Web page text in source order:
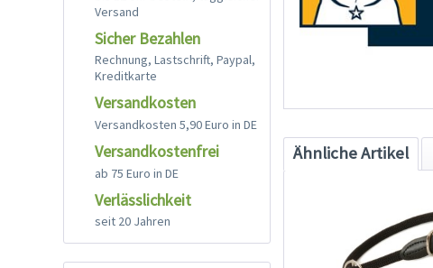
Versand
Sicher Bezahlen
Rechnung, Lastschrift, Paypal,
Kreditkarte
Versandkosten
Versandkosten 5,90 Euro in DE
Versandkostenfrei
ab 75 Euro in DE
Verlässlichkeit
seit 20 Jahren
Ähnliche Artikel